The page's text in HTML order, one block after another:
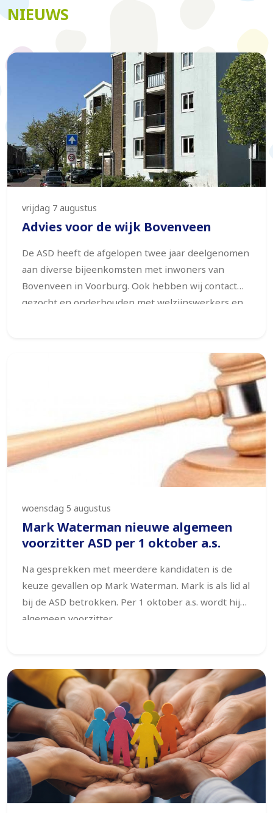
NIEUWS
vrijdag 7 augustus
Advies voor de wijk Bovenveen
De ASD heeft de afgelopen twee jaar deelgenomen
aan diverse bijeenkomsten met inwoners van
Bovenveen in Voorburg. Ook hebben wij contact
gezocht en onderhouden met welzijnswerkers en
woensdag 5 augustus
Mark Waterman nieuwe algemeen
voorzitter ASD per 1 oktober a.s.
Na gesprekken met meerdere kandidaten is de
keuze gevallen op Mark Waterman. Mark is als lid al
bij de ASD betrokken. Per 1 oktober a.s. wordt hij
algemeen voorzitter.